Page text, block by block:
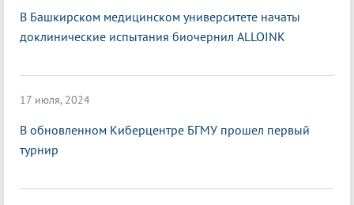
В Башкирском медицинском университете начаты
доклинические испытания биочернил ALLOINK
17 июля, 2024
В обновленном Киберцентре БГМУ прошел первый
турнир